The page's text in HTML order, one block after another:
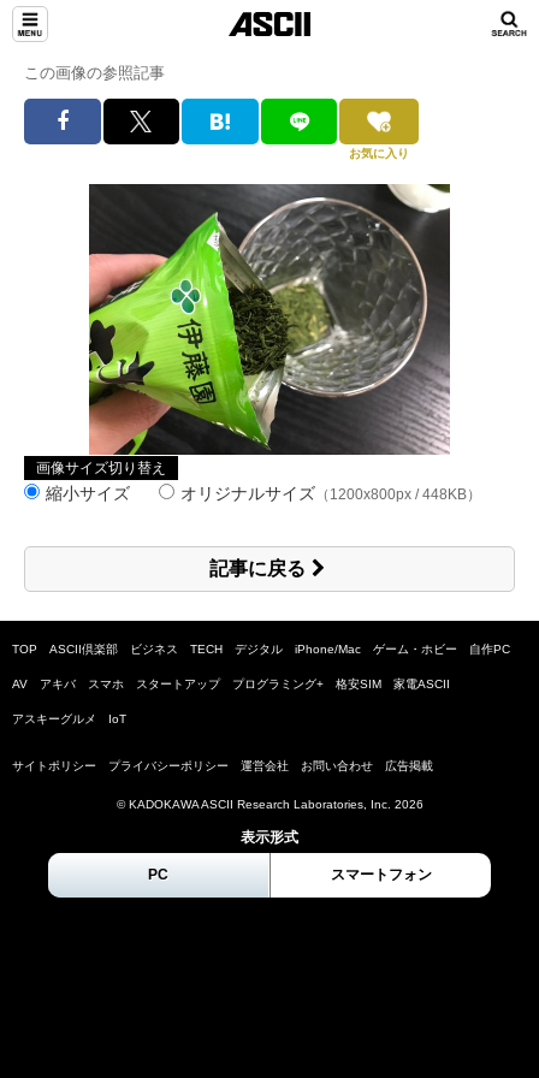
この画像の参照記事
お気に入り
画像サイズ切り替え
縮小サイズ オリジナルサイズ （1200x800px / 448KB）
記事に戻る
TOP ASCII倶楽部 ビジネス TECH デジタル iPhone/Mac ゲーム・ホビー 自作PC
AV アキバ スマホ スタートアップ プログラミング+ 格安SIM 家電ASCII
アスキーグルメ IoT
サイトポリシー プライバシーポリシー 運営会社 お問い合わせ 広告掲載
© KADOKAWA ASCII Research Laboratories, Inc. 2026
表示形式
PC スマートフォン